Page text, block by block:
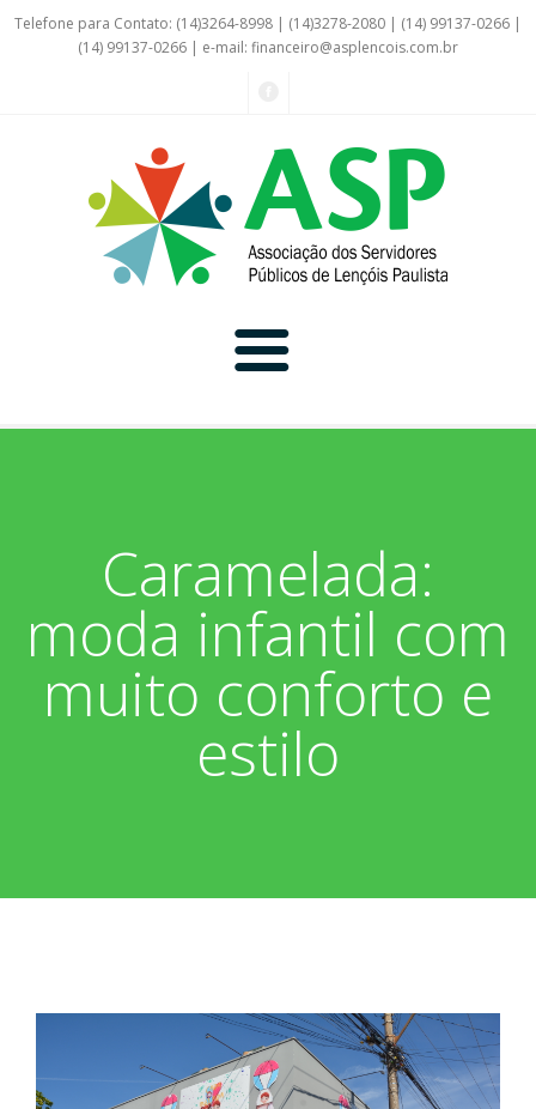
Telefone para Contato: (14)3264-8998 | (14)3278-2080 | (14) 99137-0266 |
(14) 99137-0266 | e-mail: financeiro@asplencois.com.br
Convênio Online
Notícias
Vídeos
Aniversariantes
Boletim Informativo
Extrato do Cartão ASP
Nossos Convênios
Sobre
Diretoria
Caramelada:
moda infantil com
muito conforto e
estilo